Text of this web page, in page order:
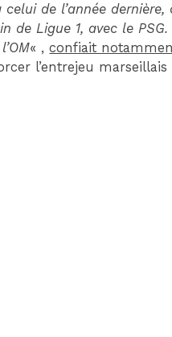
de l’année
de Ligue 1, avec le
« ,confiait
l’entrejeu